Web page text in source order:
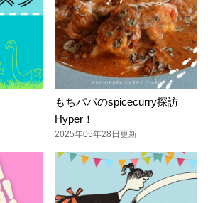
もちパパのspicecurry探訪
Hyper！
2025年05年28日更新